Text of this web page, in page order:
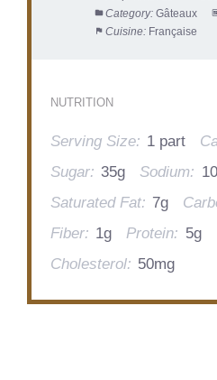
Category: Gâteaux
Cuisine: Française
NUTRITION
Serving Size: 1 part
Sugar: 35g Sodium:
Saturated Fat: 7g
Fiber: 1g Protein: 5g
Cholesterol: 50mg